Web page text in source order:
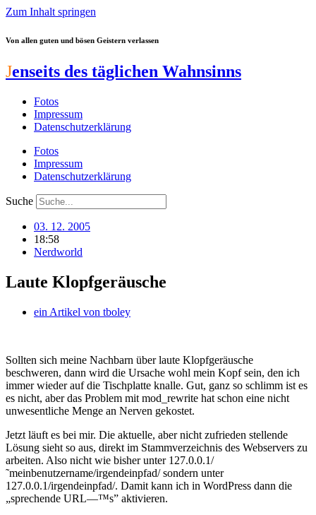
Zum Inhalt springen
Von allen guten und bösen Geistern verlassen
Jenseits des täglichen Wahnsinns
Fotos
Impressum
Datenschutzerklärung
Fotos
Impressum
Datenschutzerklärung
Suche
03. 12. 2005
18:58
Nerdworld
Laute Klopfgeräusche
ein Artikel von tboley
Sollten sich meine Nachbarn über laute Klopfgeräusche
beschweren, dann wird die Ursache wohl mein Kopf sein, den ich
immer wieder auf die Tischplatte knalle. Gut, ganz so schlimm ist es
es nicht, aber das Problem mit mod_rewrite hat schon eine nicht
unwesentliche Menge an Nerven gekostet.
Jetzt läuft es bei mir. Die aktuelle, aber nicht zufrieden stellende
Lösung sieht so aus, direkt im Stammverzeichnis des Webservers zu
arbeiten. Also nicht wie bisher unter 127.0.0.1/
˜meinbenutzername/irgendeinpfad/ sondern unter
127.0.0.1/irgendeinpfad/. Damit kann ich in WordPress dann die
„sprechende URL—™s” aktivieren.